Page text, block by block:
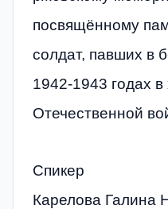
посвящённому
солдат, павших в
1942-1943 годах
Отечественной
Спикер
Карелова Галина